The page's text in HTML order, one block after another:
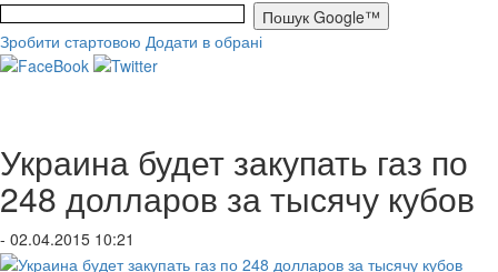
Зробити стартовою Додати в обрані
Украина будет закупать газ по
248 долларов за тысячу кубов
- 02.04.2015 10:21